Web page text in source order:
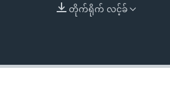
EMBED
တိုက်ရိုက် လင့်ခ်